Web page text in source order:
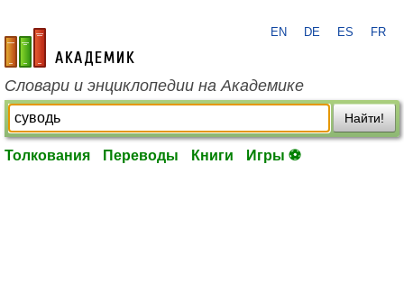
academic.ru
EN DE ES FR
Словари и энциклопедии на Академике
Найти!
Толкования Переводы Книги Игры ⚽